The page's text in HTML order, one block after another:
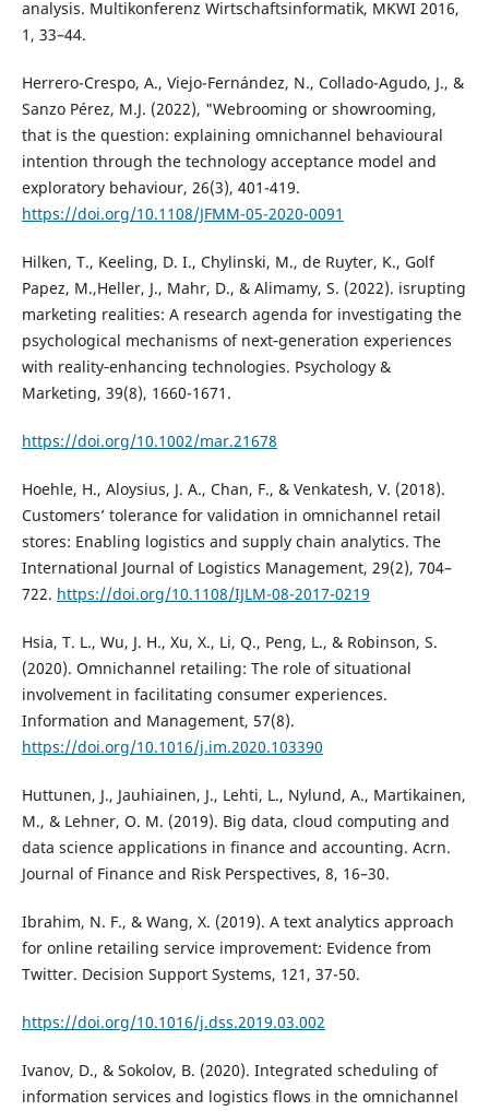
analysis. Multikonferenz Wirtschaftsinformatik, MKWI 2016,
1, 33–44.
Herrero-Crespo, A., Viejo-Fernández, N., Collado-Agudo, J., &
Sanzo Pérez, M.J. (2022), "Webrooming or showrooming,
that is the question: explaining omnichannel behavioural
intention through the technology acceptance model and
exploratory behaviour, 26(3), 401-419.
https://doi.org/10.1108/JFMM-05-2020-0091
Hilken, T., Keeling, D. I., Chylinski, M., de Ruyter, K., Golf
Papez, M.,Heller, J., Mahr, D., & Alimamy, S. (2022). isrupting
marketing realities: A research agenda for investigating the
psychological mechanisms of next‐generation experiences
with reality‐enhancing technologies. Psychology &
Marketing, 39(8), 1660-1671.
https://doi.org/10.1002/mar.21678
Hoehle, H., Aloysius, J. A., Chan, F., & Venkatesh, V. (2018).
Customers’ tolerance for validation in omnichannel retail
stores: Enabling logistics and supply chain analytics. The
International Journal of Logistics Management, 29(2), 704–
722. https://doi.org/10.1108/IJLM-08-2017-0219
Hsia, T. L., Wu, J. H., Xu, X., Li, Q., Peng, L., & Robinson, S.
(2020). Omnichannel retailing: The role of situational
involvement in facilitating consumer experiences.
Information and Management, 57(8).
https://doi.org/10.1016/j.im.2020.103390
Huttunen, J., Jauhiainen, J., Lehti, L., Nylund, A., Martikainen,
M., & Lehner, O. M. (2019). Big data, cloud computing and
data science applications in finance and accounting. Acrn.
Journal of Finance and Risk Perspectives, 8, 16–30.
Ibrahim, N. F., & Wang, X. (2019). A text analytics approach
for online retailing service improvement: Evidence from
Twitter. Decision Support Systems, 121, 37-50.
https://doi.org/10.1016/j.dss.2019.03.002
Ivanov, D., & Sokolov, B. (2020). Integrated scheduling of
information services and logistics flows in the omnichannel